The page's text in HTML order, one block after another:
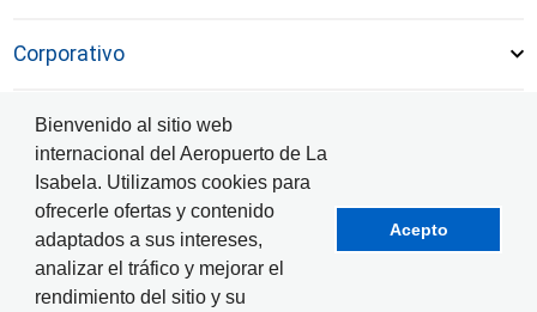
Corporativo
© Aeropuerto Internacional de La Isabela 2025
Bienvenido al sitio web
internacional del Aeropuerto de La
Isabela. Utilizamos cookies para
ofrecerle ofertas y contenido
adaptados a sus intereses,
analizar el tráfico y mejorar el
rendimiento del sitio y su
Acepto